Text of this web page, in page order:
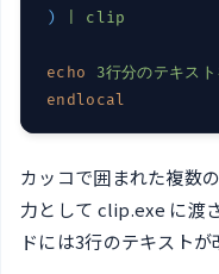
) | clip
echo
3行分のテキスト
endlocal
カッコで囲まれた複数
力として clip.exe に渡
ドには3行のテキストが